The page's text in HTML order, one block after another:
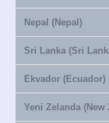
Nepal (Nepal)
Sri Lanka (Sri
Ekvador (Ecuador)
Yeni Zelanda (New